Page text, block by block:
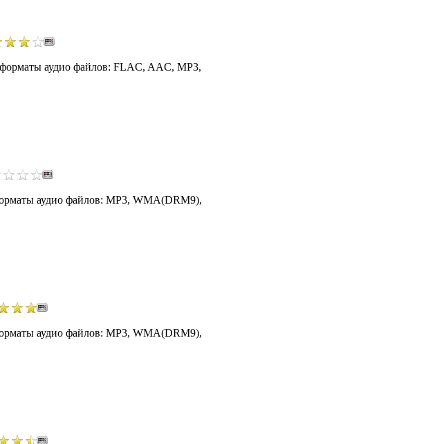
аудио файлов: FLAC, AAC, MP3,
аудио файлов: MP3, WMA(DRM9),
аудио файлов: MP3, WMA(DRM9),